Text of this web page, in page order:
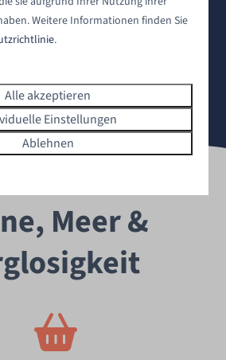
Terrasse
Große
alle Eigenschaften
Meer &
Weitere Informationen finden Sie
.
Alle akzeptieren
Einstellungen
Ablehnen